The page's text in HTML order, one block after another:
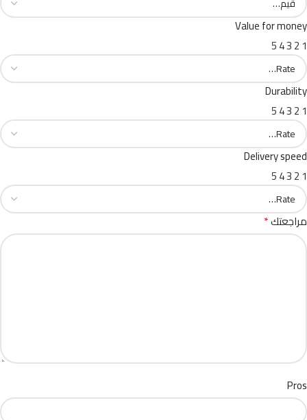
Value for money
1
2
3
4
5
Durability
1
2
3
4
5
Delivery speed
1
2
3
4
5
مراجعتك*
Pros